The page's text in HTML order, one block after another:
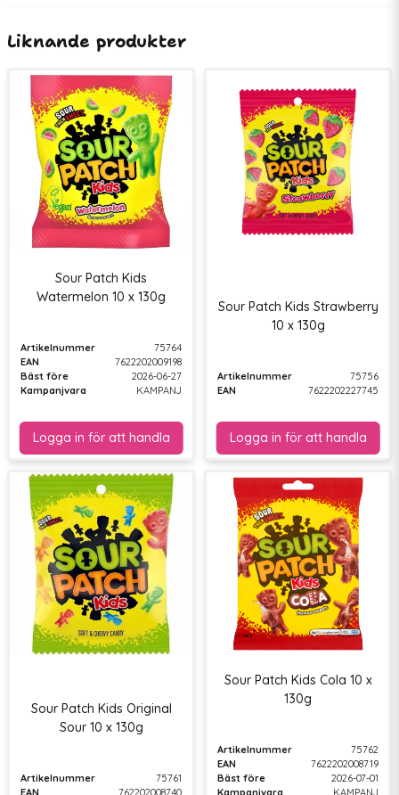
Liknande produkter
Sour Patch Kids
Watermelon 10 x 130g
Artikelnummer
75764
EAN
7622202009198
Bäst före
2026-06-27
Kampanjvara
KAMPANJ
Sour Patch Kids Strawberry
10 x 130g
Artikelnummer
75756
EAN
7622202227745
Sour Patch Kids Original
Sour 10 x 130g
Artikelnummer
75761
EAN
762202008740
Sour Patch Kids Cola 10 x
130g
Artikelnummer
75762
EAN
7622202008719
Bäst före
2026-07-01
Kampanjvara
KAMPANJ